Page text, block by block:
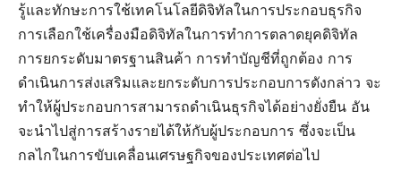
รู้และทักษะการใช้เทคโนโลยีดิจิทัลในการประกอบธุรกิจ
การเลือกใช้เครื่องมือดิจิทัลในการทำการตลาดยุคดิจิทัล
การยกระดับมาตรฐานสินค้า การทำบัญชีที่ถูกต้อง การ
ดำเนินการส่งเสริมและยกระดับการประกอบการดังกล่าว จะ
ทำให้ผู้ประกอบการสามารถดำเนินธุรกิจได้อย่างยั่งยืน อัน
จะนำไปสู่การสร้างรายได้ให้กับผู้ประกอบการ ซึ่งจะเป็น
กลไกในการขับเคลื่อนเศรษฐกิจของประเทศต่อไป